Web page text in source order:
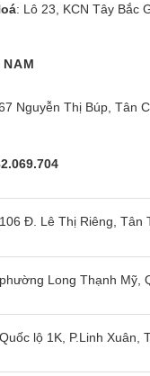
: Lô 23, KCN Tây Bắc
NAM
Nguyễn Thị Búp, Tân
Đ. Lê Thị Riêng, Tân
Long Thạnh Mỹ,
lộ 1K, P.Linh Xuân,